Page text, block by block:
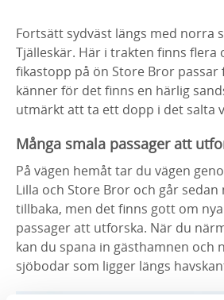
Fortsätt sydväst längs med norra
Tjälleskär. Här i trakten finns flera
fikastopp på ön Store Bror passar
känner för det finns en härlig
utmärkt att ta ett dopp i det salta
Många smala passager att
På vägen hemåt tar du vägen
Lilla och Store Bror och går sedan
tillbaka, men det finns gott om
passager att utforska. När du
kan du spana in gästhamnen och
sjöbodar som ligger längs